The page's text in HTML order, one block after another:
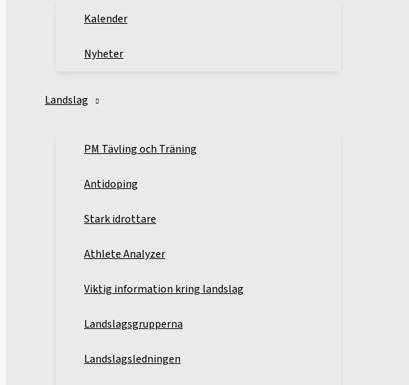
Kalender
Nyheter
Landslag
PM Tävling och Träning
Antidoping
Stark idrottare
Athlete Analyzer
Viktig information kring landslag
Landslagsgrupperna
Landslagsledningen